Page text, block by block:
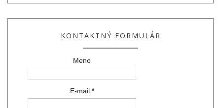
KONTAKTNÝ FORMULÁR
Meno
E-mail *